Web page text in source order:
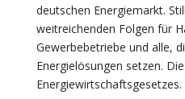
deutschen Energiemarkt.
weitreichenden Folgen für
Gewerbebetriebe und alle,
Energielösungen setzen.
Energiewirtschaftsgesetzes.